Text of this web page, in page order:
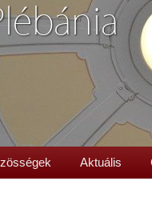
Aktuális